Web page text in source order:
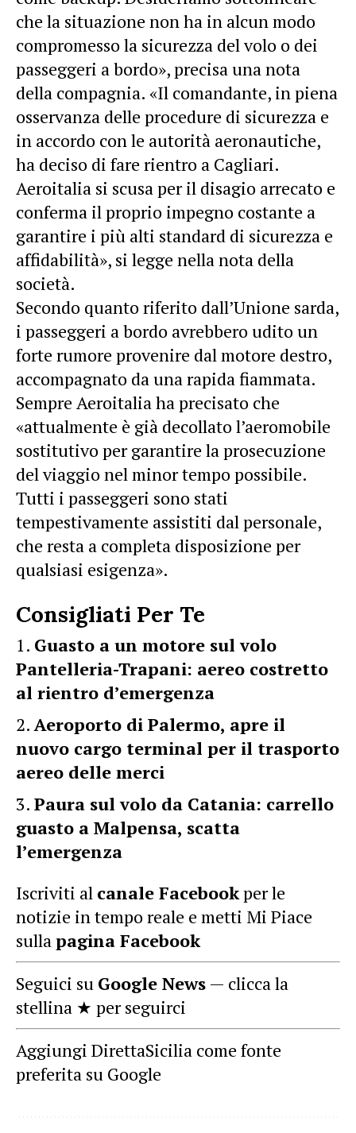
che la situazione non ha in alcun modo
compromesso la sicurezza del volo o dei
passeggeri a bordo», precisa una nota
della compagnia. «Il comandante, in piena
osservanza delle procedure di sicurezza e
in accordo con le autorità aeronautiche,
ha deciso di fare rientro a Cagliari.
Aeroitalia si scusa per il disagio arrecato e
conferma il proprio impegno costante a
garantire i più alti standard di sicurezza e
affidabilità», si legge nella nota della
società.
Secondo quanto riferito dall’Unione sarda,
i passeggeri a bordo avrebbero udito un
forte rumore provenire dal motore destro,
accompagnato da una rapida fiammata.
Sempre Aeroitalia ha precisato che
«attualmente è già decollato l’aeromobile
sostitutivo per garantire la prosecuzione
del viaggio nel minor tempo possibile.
Tutti i passeggeri sono stati
tempestivamente assistiti dal personale,
che resta a completa disposizione per
qualsiasi esigenza».
Consigliati Per Te
Guasto a un motore sul volo
Pantelleria-Trapani: aereo costretto
al rientro d’emergenza
Aeroporto di Palermo, apre il
nuovo cargo terminal per il trasporto
aereo delle merci
Paura sul volo da Catania: carrello
guasto a Malpensa, scatta
l’emergenza
Iscriviti al canale Facebookper le
notizie in tempo reale e metti Mi Piace
sullapagina Facebook
Seguici su Google News — clicca la
stellina ★ per seguirci
Aggiungi DirettaSicilia come fonte
preferita su Google